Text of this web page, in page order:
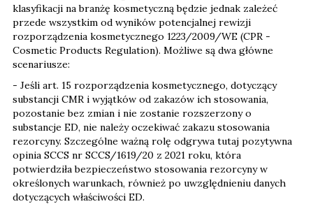
klasyfikacji na branżę kosmetyczną będzie jednak zależeć
przede wszystkim od wyników potencjalnej rewizji
rozporządzenia kosmetycznego 1223/2009/WE (CPR -
Cosmetic Products Regulation). Możliwe są dwa główne
scenariusze:
- Jeśli art. 15 rozporządzenia kosmetycznego, dotyczący
substancji CMR i wyjątków od zakazów ich stosowania,
pozostanie bez zmian i nie zostanie rozszerzony o
substancje ED, nie należy oczekiwać zakazu stosowania
rezorcyny. Szczególne ważną rolę odgrywa tutaj pozytywna
opinia SCCS nr SCCS/1619/20 z 2021 roku, która
potwierdziła bezpieczeństwo stosowania rezorcyny w
określonych warunkach, również po uwzględnieniu danych
dotyczących właściwości ED.